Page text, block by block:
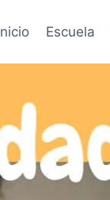
Escuela